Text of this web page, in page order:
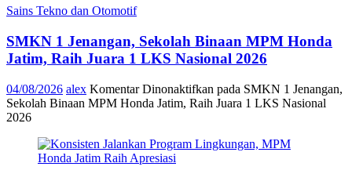
Sains Tekno dan Otomotif
SMKN 1 Jenangan, Sekolah Binaan MPM Honda
Jatim, Raih Juara 1 LKS Nasional 2026
04/08/2026 alex Komentar Dinonaktifkan pada SMKN 1 Jenangan,
Sekolah Binaan MPM Honda Jatim, Raih Juara 1 LKS Nasional
2026